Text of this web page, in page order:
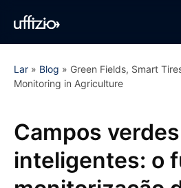
Lar » Blog » Green Fields, Smart
Monitoring in Agriculture
Campos
inteligentes: o